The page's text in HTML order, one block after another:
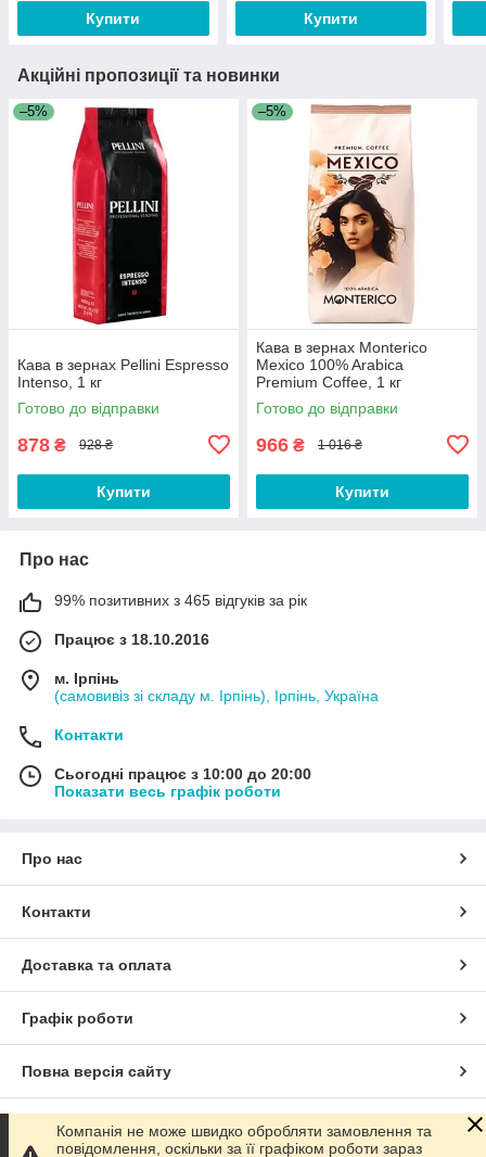
Купити Купити
Акційні пропозиції та новинки
–5%
Кава в зернах Pellini Espresso
Intenso, 1 кг
Готово до відправки
878 ₴ 928 ₴
Купити
–5%
Кава в зернах Monterico
Mexico 100% Arabica
Premium Coffee, 1 кг
Готово до відправки
966 ₴ 1 016 ₴
Купити
Про нас
99% позитивних з 465 відгуків за рік
Працює з 18.10.2016
м. Ірпінь
(самовивіз зі складу м. Ірпінь), Ірпінь, Україна
Контакти
Сьогодні працює з 10:00 до 20:00
Показати весь графік роботи
Про нас
Контакти
Доставка та оплата
Графік роботи
Повна версія сайту
Сайт створено на маркетплейсі Prom.ua
Компанія не може швидко обробляти замовлення та
повідомлення, оскільки за її графіком роботи зараз